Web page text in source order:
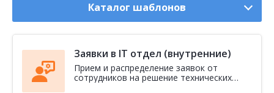
Каталог шаблонов
Заявки в IT отдел (внутренние)
Прием и распределение заявок от
сотрудников на решение технических